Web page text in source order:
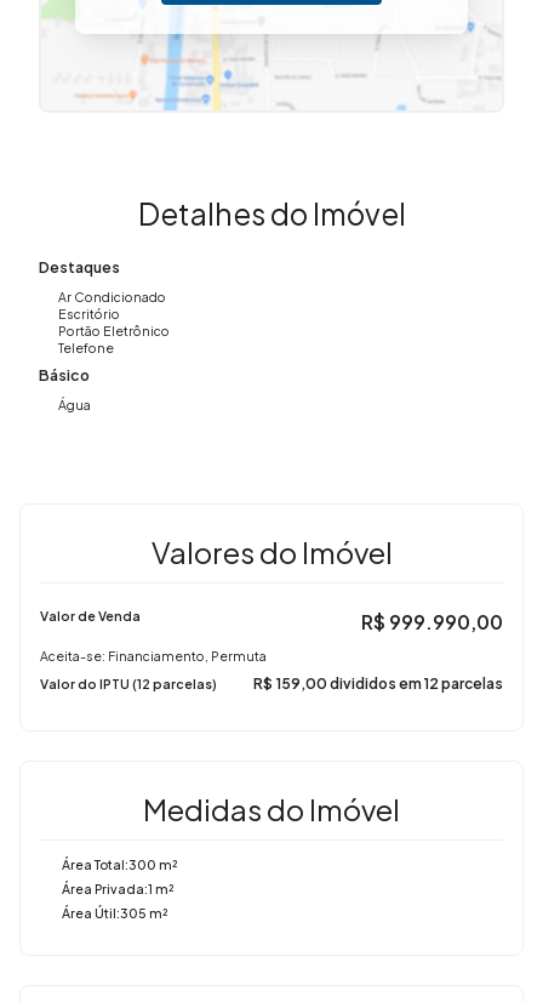
Detalhes do Imóvel
Destaques
Ar Condicionado
Escritório
Portão Eletrônico
Telefone
Básico
Água
Valores do Imóvel
R$ 999.990,00
Valor de Venda
Aceita-se: Financiamento, Permuta
Valor do IPTU (12 parcelas)
R$ 159,00 divididos em 12 parcelas
Medidas do Imóvel
Área Total:300 m²
Área Privada:1 m²
Área Útil:305 m²